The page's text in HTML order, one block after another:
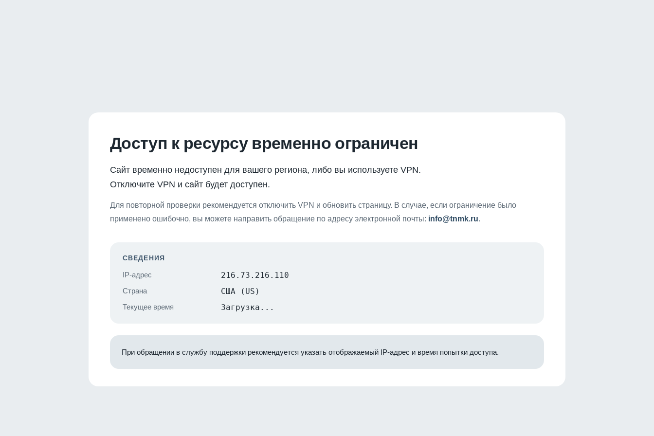
Доступ к ресурсу временно ограничен
Сайт временно недоступен для вашего региона, либо вы используете VPN.
Отключите VPN и сайт будет доступен.
Для повторной проверки рекомендуется отключить VPN и обновить страницу. В случае, если ограничение было
применено ошибочно, вы можете направить обращение по адресу электронной почты: info@tnmk.ru.
СВЕДЕНИЯ
IP-адрес 216.73.216.110
Страна США (US)
Текущее время Загрузка...
При обращении в службу поддержки рекомендуется указать отображаемый IP-адрес и время попытки доступа.